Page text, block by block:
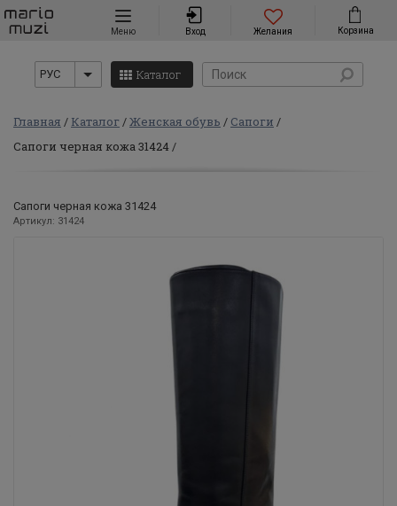
Навигация
Меню Вход Желания Корзина
РУС Каталог
Главная Каталог Женская обувь
Сапоги
Сапоги черная кожа 31424
Сапоги черная кожа 31424
Артикул: 31424